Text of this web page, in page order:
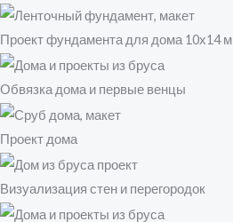
Проект фундамента для дома 10х14 м
Обвязка дома и первые венцы
Проект дома
Визуализация стен и перегородок